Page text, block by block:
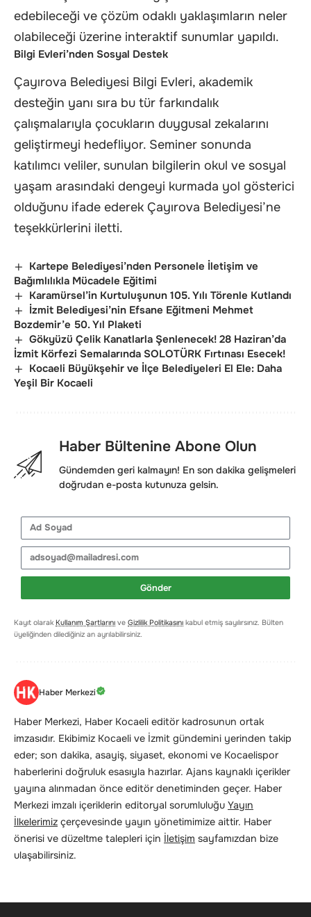
edebileceği ve çözüm odaklı yaklaşımların neler
olabileceği üzerine interaktif sunumlar yapıldı.
Bilgi Evleri’nden Sosyal Destek
Çayırova Belediyesi Bilgi Evleri, akademik
desteğin yanı sıra bu tür farkındalık
çalışmalarıyla çocukların duygusal zekalarını
geliştirmeyi hedefliyor. Seminer sonunda
katılımcı veliler, sunulan bilgilerin okul ve sosyal
yaşam arasındaki dengeyi kurmada yol gösterici
olduğunu ifade ederek Çayırova Belediyesi’ne
teşekkürlerini iletti.
Kartepe Belediyesi’nden Personele İletişim ve
Bağımlılıkla Mücadele Eğitimi
Karamürsel’in Kurtuluşunun 105. Yılı Törenle Kutlandı
İzmit Belediyesi’nin Efsane Eğitmeni Mehmet
Bozdemir’e 50. Yıl Plaketi
Gökyüzü Çelik Kanatlarla Şenlenecek! 28 Haziran’da
İzmit Körfezi Semalarında SOLOTÜRK Fırtınası Esecek!
Kocaeli Büyükşehir ve İlçe Belediyeleri El Ele: Daha
Yeşil Bir Kocaeli
Haber Bültenine Abone Olun
Gündemden geri kalmayın! En son dakika gelişmeleri
doğrudan e-posta kutunuza gelsin.
Gönder
Kayıt olarak Kullanım Şartlarını ve Gizlilik Politikasını kabul etmiş sayılırsınız. Bülten
üyeliğinden dilediğiniz an ayrılabilirsiniz.
Haber Merkezi
Haber Merkezi, Haber Kocaeli editör kadrosunun ortak
imzasıdır. Ekibimiz Kocaeli ve İzmit gündemini yerinden takip
eder; son dakika, asayiş, siyaset, ekonomi ve Kocaelispor
haberlerini doğruluk esasıyla hazırlar. Ajans kaynaklı içerikler
yayına alınmadan önce editör denetiminden geçer. Haber
Merkezi imzalı içeriklerin editoryal sorumluluğu Yayın
İlkelerimiz çerçevesinde yayın yönetimimize aittir. Haber
önerisi ve düzeltme talepleri için İletişim sayfamızdan bize
ulaşabilirsiniz.